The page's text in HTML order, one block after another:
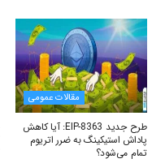
مقالات عمومی
طرح جدید EIP-8363: آیا کاهش
پاداش استیکینگ به ضرر اتریوم
تمام می‌شود؟